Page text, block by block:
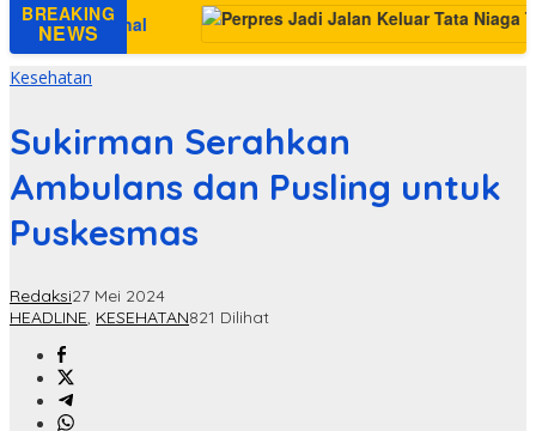
BREAKING
NEWS
Kesehatan
Sukirman Serahkan
Ambulans dan Pusling untuk
Puskesmas
Redaksi27 Mei 2024
HEADLINE, KESEHATAN821 Dilihat